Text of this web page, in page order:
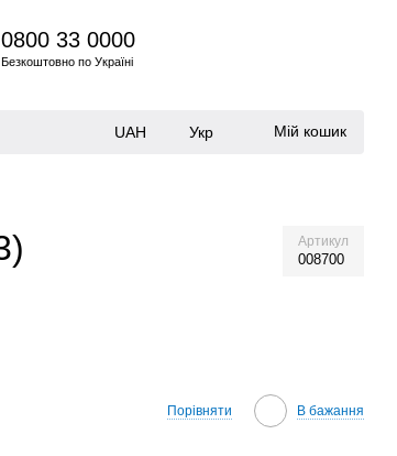
0800 33 0000
Безкоштовно по Україні
UAH Укр Мій кошик
Артикул
008700
Порівняти В бажання